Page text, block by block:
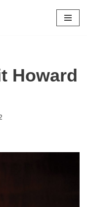
Howard